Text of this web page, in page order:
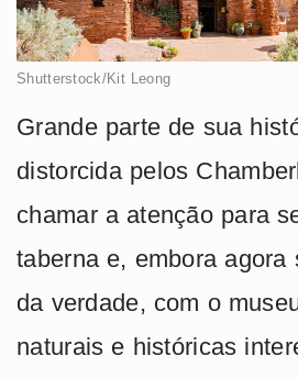
Shutterstock/Kit Leong
Grande parte de sua
distorcida pelos
chamar a atenção para
taberna e, embora agora
da verdade, com o
naturais e históricas